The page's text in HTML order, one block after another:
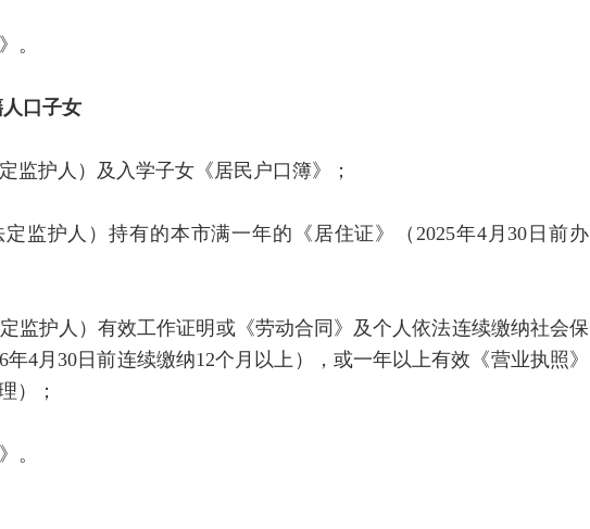
。
人口子女
监护人）及入学子女《居民户口簿》；
监护人）持有的本市满一年的《居住证》（2025年4月30日前办
监护人）有效工作证明或《劳动合同》及个人依法连续缴纳社会保
年4月30日前连续缴纳12个月以上），或一年以上有效《营业执照》
）；
。